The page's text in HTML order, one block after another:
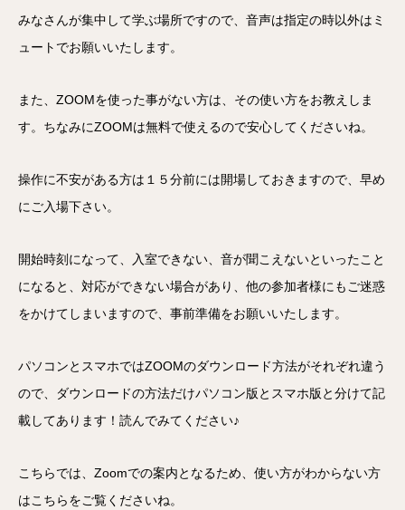
みなさんが集中して学ぶ場所ですので、音声は指定の時以外はミ
ュートでお願いいたします。
また、ZOOMを使った事がない方は、その使い方をお教えしま
す。ちなみにZOOMは無料で使えるので安心してくださいね。
操作に不安がある方は１５分前には開場しておきますので、早め
にご入場下さい。
開始時刻になって、入室できない、音が聞こえないといったこと
になると、対応ができない場合があり、他の参加者様にもご迷惑
をかけてしまいますので、事前準備をお願いいたします。
パソコンとスマホではZOOMのダウンロード方法がそれぞれ違う
ので、ダウンロードの方法だけパソコン版とスマホ版と分けて記
載してあります！読んでみてください♪
こちらでは、Zoomでの案内となるため、使い方がわからない方
はこちらをご覧くださいね。